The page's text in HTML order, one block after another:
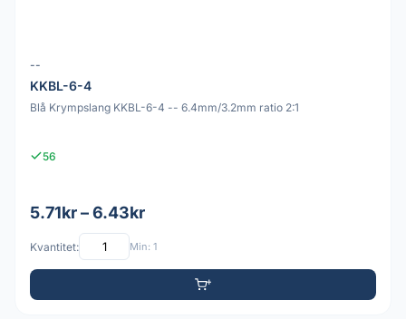
--
KKBL-6-4
Blå Krympslang KKBL-6-4 -- 6.4mm/3.2mm ratio 2:1
56
5.71kr – 6.43kr
Kvantitet: Min: 1